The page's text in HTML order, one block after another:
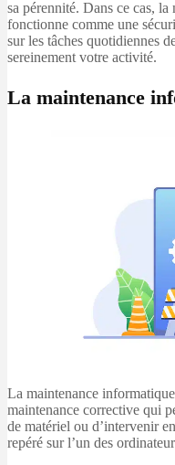
sa pérennité. Dans ce cas,
fonctionne comme une
sur les tâches quotidiennes
sereinement votre activité.
La maintenance
La maintenance
maintenance corrective qui
de matériel ou d’intervenir
repéré sur l’un des